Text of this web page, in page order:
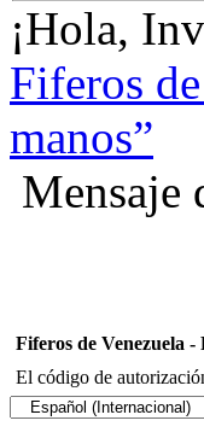
¡Hola,
Fiferos
manos”
Mensaje
Fiferos de Venezuela
El código de